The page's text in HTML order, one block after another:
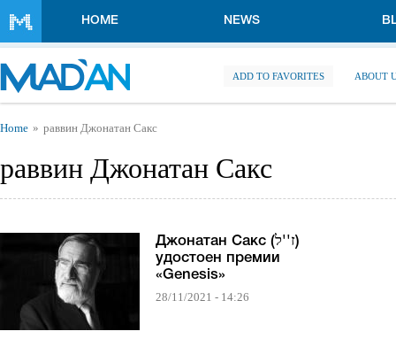
HOME NEWS
ADD TO FAVORITES ABOUT
You are here
Home раввин Джонатан Сакс
раввин Джонатан Сакс
Джонатан Сакс (ז''ל)
удостоен премии
«Genesis»
28/11/2021 - 14:26